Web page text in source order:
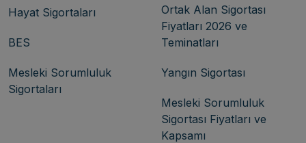
Hayat Sigortaları
BES
Mesleki Sorumluluk
Sigortaları
Ortak Alan Sigortası
Fiyatları 2026 ve
Teminatları
Yangın Sigortası
Mesleki Sorumluluk
Sigortası Fiyatları ve
Kapsamı